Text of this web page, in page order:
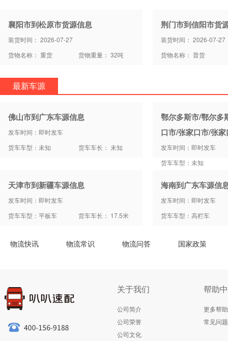
襄阳市到松原市货源信息
装货时间： 2026-07-27
货物名称： 重货
货物重量： 32吨
荆门市到信阳市货
装货时间： 2026-07-27
货物名称： 普货
最新车源
佛山市到广东车源信息
发车时间：即时发车
货车车型：未知
货车车长： 未知
鄂尔多斯市/鄂尔多
口市/张家口市/张
发车时间：即时发车
货车车型：未知
天津市到新疆车源信息
发车时间：即时发车
货车车型：平板车
货车车长： 17.5米
海南到广东车源信
发车时间：即时发车
货车车型：高栏车
物流快讯 物流常识 物流问答 国家政策
关于我们
公司简介
公司荣誉
公司文化
帮助
更多帮助
常见问题